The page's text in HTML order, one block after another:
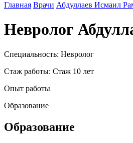
Главная Врачи Абдуллаев Исмаил
Невролог
Специальность: Невролог
Стаж работы: Стаж 10 лет
Опыт работы
Образование
Образование